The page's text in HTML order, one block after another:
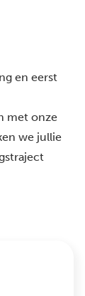
en eerst
met onze
we jullie